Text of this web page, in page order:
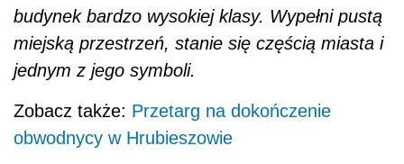
budynek bardzo wysokiej klasy. Wypełni pustą
miejską przestrzeń, stanie się częścią miasta i
jednym z jego symboli.
Zobacz także: Przetarg na dokończenie
obwodnycy w Hrubieszowie